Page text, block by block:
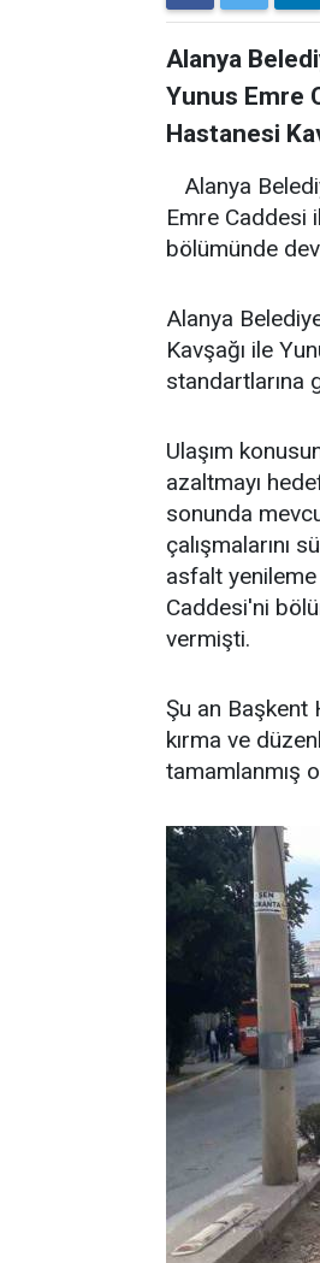
Alanya
Yunus Emre
Hastanesi
Alanya
Emre Caddesi
bölümünde
Alanya
Kavşağı ile
standartlarına
Ulaşım
azaltmayı
sonunda
çalışmalarını
asfalt yenileme
Caddesi'ni
vermişti.
Şu an Başkent
kırma ve
tamamlanmış